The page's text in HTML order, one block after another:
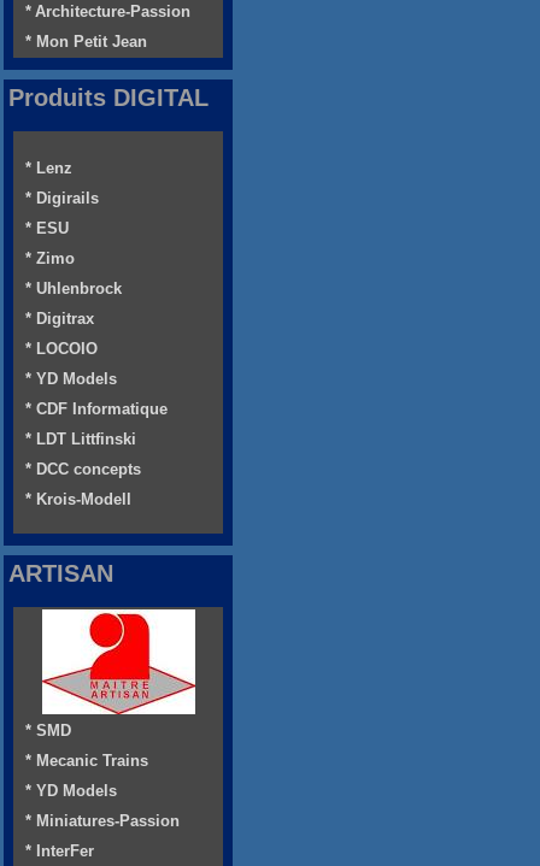
* Architecture-Passion
* Mon Petit Jean
Produits DIGITAL
* Lenz
* Digirails
* ESU
* Zimo
* Uhlenbrock
* Digitrax
* LOCOIO
* YD Models
* CDF Informatique
* LDT Littfinski
* DCC concepts
* Krois-Modell
ARTISAN
* SMD
* Mecanic Trains
* YD Models
* Miniatures-Passion
* InterFer